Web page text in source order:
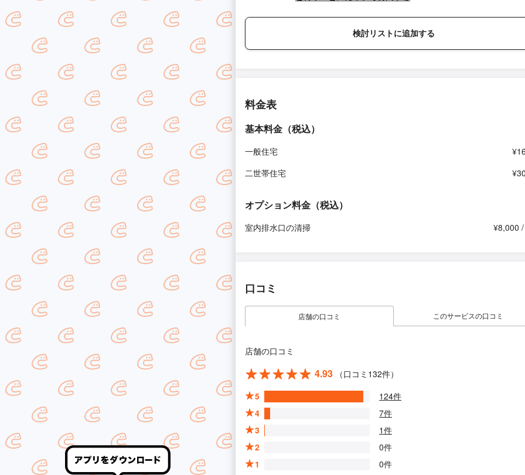
検討リストに追加する
料金表
基本料金（税込）
一般住宅
二世帯住宅
オプション料金（税込）
室内排水口の清掃 ¥8,000
口コミ
店舗の口コミ このサービスの口コミ
店舗の口コミ
4.93
（口コミ132件）
5
124件
4
7件
3
1件
2
0件
1
0件